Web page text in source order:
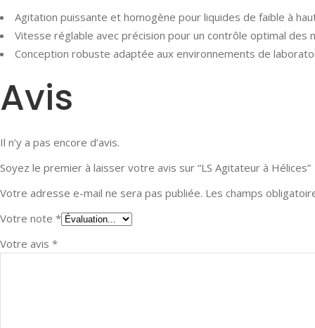
Agitation puissante et homogène pour liquides de faible à
Vitesse réglable avec précision pour un contrôle optimal des
Conception robuste adaptée aux environnements de
Avis
Il n’y a pas encore d’avis.
Soyez le premier à laisser votre avis sur “LS Agitateur à Hélices”
Votre adresse e-mail ne sera pas publiée. Les champs
Votre note *
Votre avis *